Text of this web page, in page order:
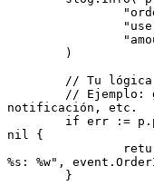
	)
// Tu
notificación, etc.
	if
err := p.
nil
{
%s : %w" ,
	}